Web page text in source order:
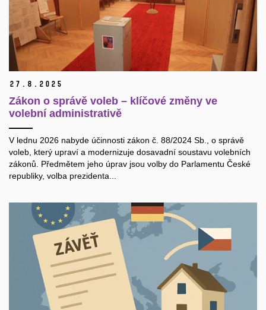
27. 8. 2025
Zákon o správě voleb – klíčové změny ve
volební administrativě
V lednu 2026 nabyde účinnosti zákon č. 88/2024 Sb., o správě
voleb, který upraví a modernizuje dosavadní soustavu volebních
zákonů. Předmětem jeho úprav jsou volby do Parlamentu České
republiky, volba prezidenta...